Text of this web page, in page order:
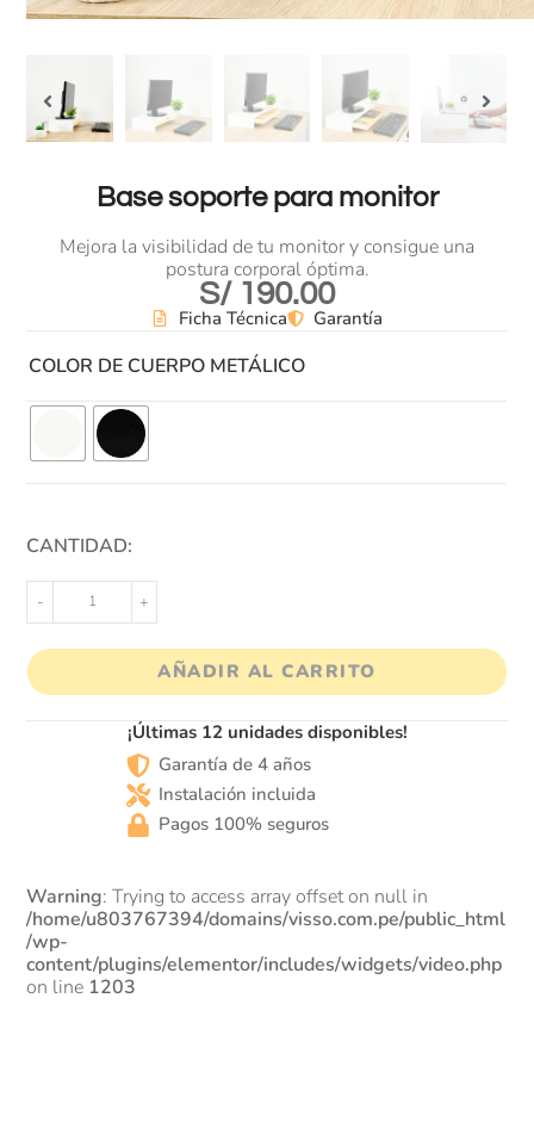
Base soporte para monitor
Mejora la visibilidad de tu monitor y consigue una
postura corporal óptima.
S/190.00
Ficha Técnica Garantía
COLOR DE CUERPO METÁLICO
CANTIDAD:
- +
AÑADIR AL CARRITO
¡Últimas 12 unidades disponibles!
Garantía de 4 años
Instalación incluida
Pagos 100% seguros
Warning: Trying to access array offset on null in
/home/u803767394/domains/visso.com.pe/public_html
/wp-
content/plugins/elementor/includes/widgets/video.php
on line 1203